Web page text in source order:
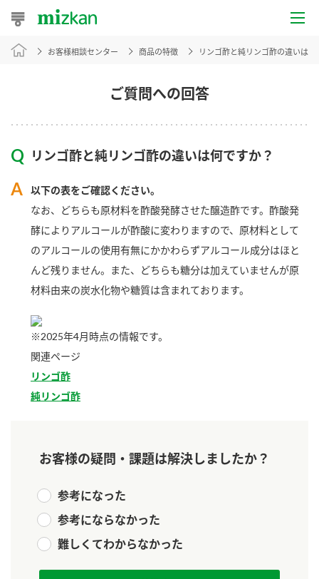
おうちレシピ
レシピ特集
レシピカテゴリ一覧
商品からレシピを探す
商品情報
商品カテゴリ
お酢ドリンク
みりん風・料理酒
スープ 中華
クイック調味料
ふりかけ
炊き込みご飯の素 納豆
新商品一覧
キャンペーン情報
ブランド・スペシャルサイト
商品ブランドサイト
くらしプラ酢
カンタン酢
お酢ドリンク
企業情報
国内事業概要
ミツカングループについて
企業理念
ミツカンを知る
ご質問への回答
お客様相談センター 商品の特徴 リンゴ酢と純リンゴ酢の違いは何
リンゴ酢と純リンゴ酢の違いは何ですか？
以下の表をご確認ください。
なお、どちらも原材料を酢酸発酵させた醸造酢です。酢酸発
酵によりアルコールが酢酸に変わりますので、原材料として
のアルコールの使用有無にかかわらずアルコール成分はほと
んど残りません。また、どちらも糖分は加えていませんが原
材料由来の炭水化物や糖質は含まれております。
※2025年4月時点の情報です。
関連ページ
リンゴ酢
純リンゴ酢
お客様の疑問・課題は解決しましたか？
参考になった
参考にならなかった
難しくてわからなかった